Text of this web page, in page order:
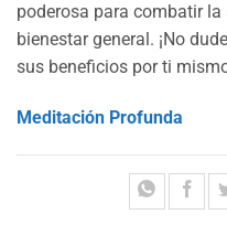
poderosa para combatir
bienestar general. ¡No
sus beneficios por ti
Meditación Profunda